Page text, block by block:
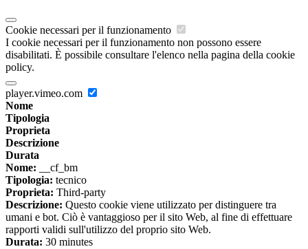
Cookie necessari per il funzionamento
I cookie necessari per il funzionamento non possono essere
disabilitati. È possibile consultare l'elenco nella pagina della cookie
policy.
player.vimeo.com
Nome
Tipologia
Proprieta
Descrizione
Durata
Nome: __cf_bm
Tipologia: tecnico
Proprieta: Third-party
Descrizione: Questo cookie viene utilizzato per distinguere tra
umani e bot. Ciò è vantaggioso per il sito Web, al fine di effettuare
rapporti validi sull'utilizzo del proprio sito Web.
Durata: 30 minutes